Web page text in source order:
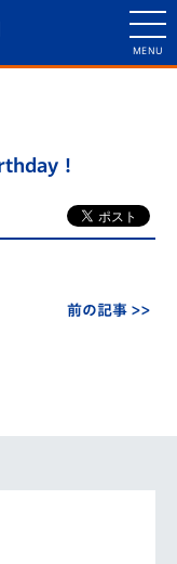
！
前の記事 >>